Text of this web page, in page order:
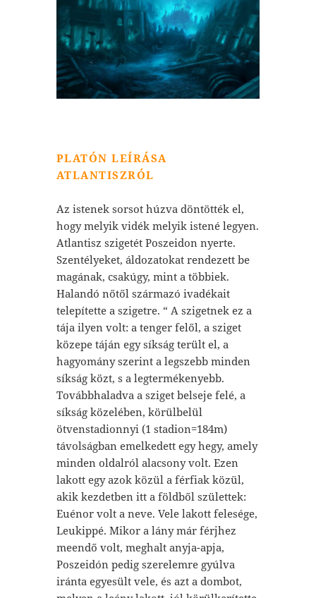
PLATÓN LEÍRÁSA
ATLANTISZRÓL
Az istenek sorsot húzva döntötték el,
hogy melyik vidék melyik istené legyen.
Atlantisz szigetét Poszeidon nyerte.
Szentélyeket, áldozatokat rendezett be
magának, csakúgy, mint a többiek.
Halandó nőtől származó ivadékait
telepítette a szigetre. “ A szigetnek ez a
tája ilyen volt: a tenger felől, a sziget
közepe táján egy síkság terült el, a
hagyomány szerint a legszebb minden
síkság közt, s a legtermékenyebb.
Továbbhaladva a sziget belseje felé, a
síkság közelében, körülbelül
ötvenstadionnyi (1 stadion=184m)
távolságban emelkedett egy hegy, amely
minden oldalról alacsony volt. Ezen
lakott egy azok közül a férfiak közül,
akik kezdetben itt a földből születtek:
Euénor volt a neve. Vele lakott felesége,
Leukippé. Mikor a lány már férjhez
meendő volt, meghalt anyja-apja,
Poszeidón pedig szerelemre gyúlva
iránta egyesült vele, és azt a dombot,